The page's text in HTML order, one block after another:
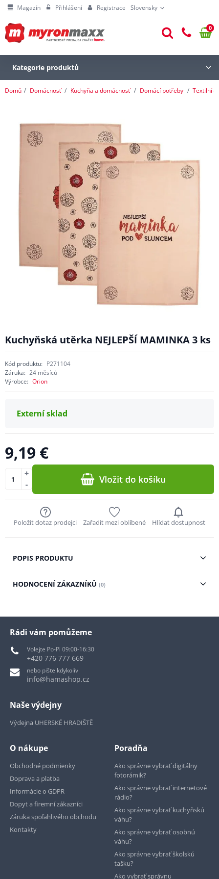
Magazín Přihlášení Registrace Slovensky
0
Kategorie produktů
Domů Domácnosť Kuchyňa a domácnosť Domácí potřeby Textilní
Kuchyňská utěrka NEJLEPŠÍ MAMINKA 3 ks
Kód produktu: P271104
Záruka: 24 měsíců
Výrobce: Orion
Externí sklad
9,19 €
-
+ Vložit do košíku
Položit dotaz prodejci Zařadit mezi oblíbené Hlídat dostupnost
POPIS PRODUKTU
HODNOCENÍ ZÁKAZNÍKŮ (0)
Rádi vám pomůžeme
Volejte Po-Pi 09:00-16:30
+420 776 777 669
nebo pište kdykoliv
info@hamashop.cz
Naše výdejny
Výdejna UHERSKÉ HRADIŠTĚ
O nákupe
Obchodné podmienky
Doprava a platba
Informácie o GDPR
Dopyt a firemní zákazníci
Záruka spoľahlivého obchodu
Kontakty
Poradňa
Ako správne vybrať digitálny
fotorámik?
Ako správne vybrať internetové
rádio?
Ako správne vybrať kuchyňskú
váhu?
Ako správne vybrať osobnú
váhu?
Ako správne vybrať školskú
tašku?
Ako vybrať správnu